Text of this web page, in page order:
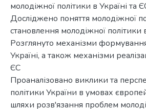
молодіжної політики в Україні та
Досліджено поняття молодіжної
становлення молодіжної політики
Розглянуто механізми формування
Україні, а також механізми
ЄС
Проаналізовано виклики та
політики України в умовах
шляхи розв'язання проблем